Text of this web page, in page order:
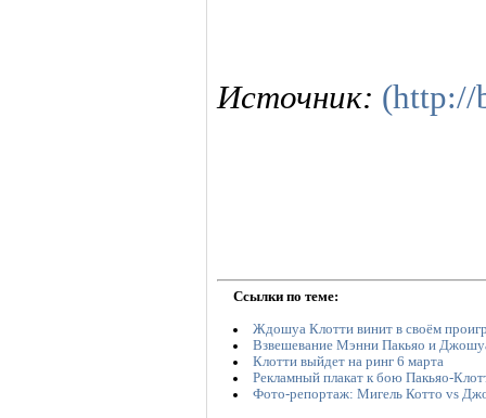
Источник: (http://
Ссылки по теме:
Ждошуа Клотти винит в своём
Взвешевание Мэнни Пакьяо и
Клотти выйдет на ринг 6 марта
Рекламный плакат к бою Пакьяо-
Фото-репортаж: Мигель Котто vs